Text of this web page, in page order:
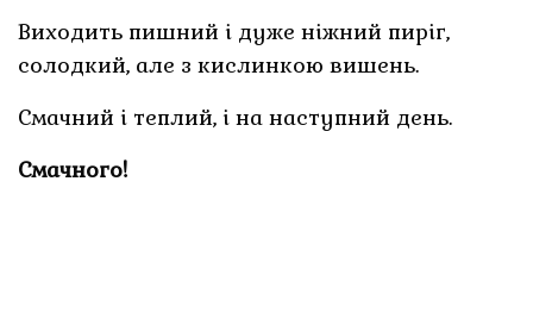
Виходить пишний і дуже ніжний пиріг,
солодкий, але з кислинкою вишень.
Смачний і теплий, і на наступний день.
Смачного!